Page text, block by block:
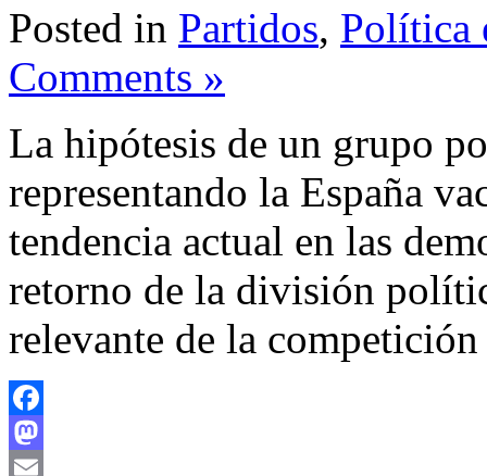
Posted in Partidos, Política
Comments »
La hipótesis de un grupo
representando la España
tendencia actual en las
retorno de la división
relevante de la
Facebook
Mastodon